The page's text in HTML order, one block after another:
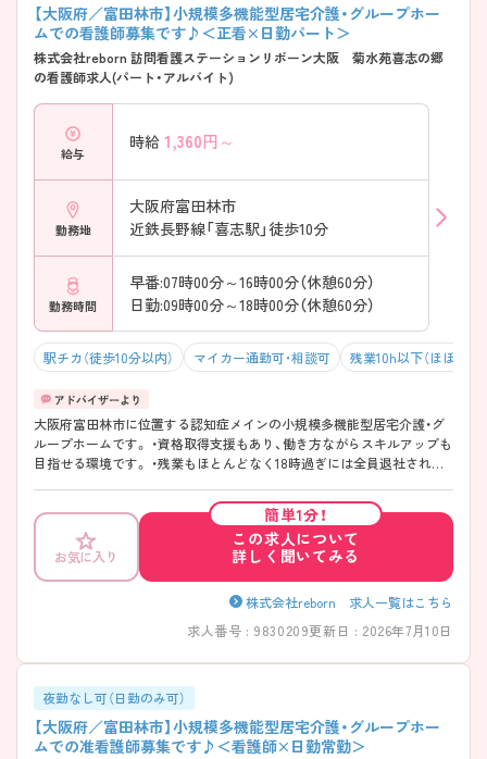
【大阪府／富田林市】小規模多機能型居宅介護・グループホー
ムでの看護師募集です♪＜正看×日勤パート＞
株式会社reborn 訪問看護ステーションリボーン大阪 菊水苑喜志の郷
の看護師求人(パート・アルバイト)
給与
時給 1,360円～
勤務地
大阪府富田林市
近鉄長野線「喜志駅」徒歩10分
勤務時間
早番:07時00分～16時00分（休憩60分）
日勤:09時00分～18時00分（休憩60分）
駅チカ（徒歩10分以内） マイカー通勤可・相談可 残業10h以下（ほぼなし）
大阪府富田林市に位置する認知症メインの小規模多機能型居宅介護・グ
ループホームです。 ・資格取得支援もあり、働き方ながらスキルアップも
目指せる環境です。 ・残業もほとんどなく18時過ぎには全員退社されて
お気に入り
簡単1分！
この求人について
詳しく聞いてみる
株式会社reborn 求人一覧はこちら
求人番号 : 9830209更新日 : 2026年7月10日
夜勤なし可（日勤のみ可）
【大阪府／富田林市】小規模多機能型居宅介護・グループホー
ムでの准看護師募集です♪＜看護師×日勤常勤＞